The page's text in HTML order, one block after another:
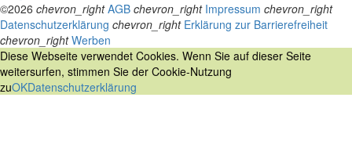
©2026 chevron_right AGB chevron_right Impressum chevron_right
Datenschutzerklärung chevron_right Erklärung zur Barrierefreiheit
chevron_right Werben
Diese Webseite verwendet Cookies. Wenn Sie auf dieser Seite
weitersurfen, stimmen Sie der Cookie-Nutzung
zuOKDatenschutzerklärung